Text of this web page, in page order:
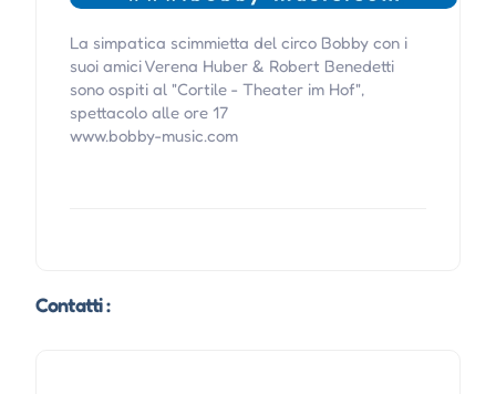
La simpatica scimmietta del circo Bobby con i
suoi amici Verena Huber & Robert Benedetti
sono ospiti al "Cortile - Theater im Hof",
spettacolo alle ore 17
www.bobby-music.com
Contatti :